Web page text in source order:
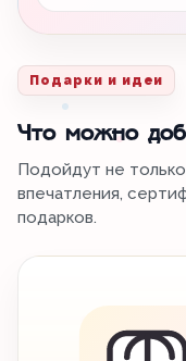
Подарки и идеи
Что можно
Подойдут не
впечатления,
подарков.